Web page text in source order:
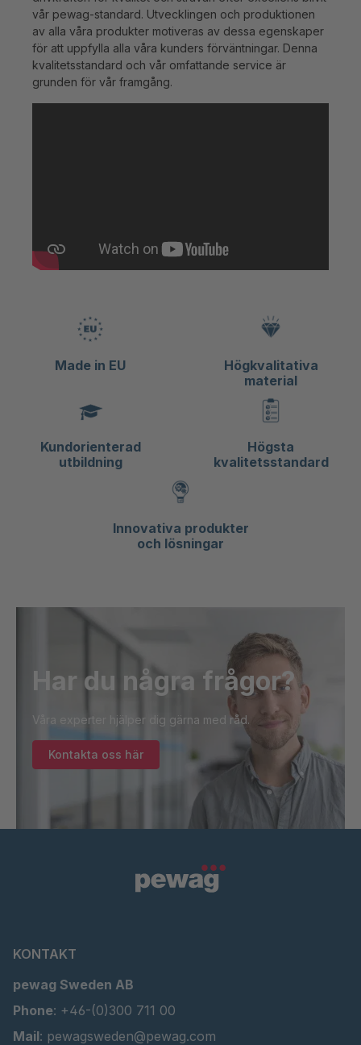
vår pewag-standard. Utvecklingen och produktionen
av alla våra produkter motiveras av dessa egenskaper
för att uppfylla alla våra kunders förväntningar. Denna
kvalitetsstandard och vår omfattande service är
grunden för vår framgång.
Made in EU
Högkvalitativa
material
Kundorienterad
utbildning
Högsta
kvalitetsstandard
Innovativa produkter
och lösningar
Har du några frågor?
Våra experter hjälper dig gärna med råd.
Kontakta oss här
KONTAKT
pewag Sweden AB
Phone: +46-(0)300 711 00
Mail: pewagsweden@pewag.com